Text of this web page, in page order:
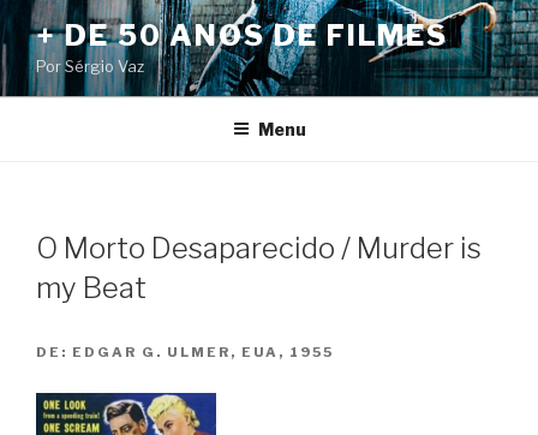
Pular
para
o
conteúdo
+ DE 50 ANOS DE FILMES
Por Sérgio Vaz
Menu
O Morto Desaparecido / Murder is
my Beat
DE: EDGAR G. ULMER, EUA, 1955